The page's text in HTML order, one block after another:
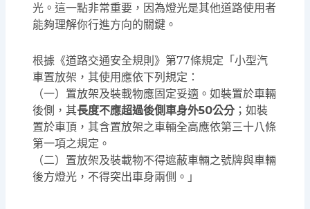
光。這一點非常重要，因為燈光是其他道路使用者
能夠理解你行進方向的關鍵。
根據《道路交通安全規則》第77條規定「小型汽
車置放架，其使用應依下列規定：
（一）置放架及裝載物應固定妥適。如裝置於車輛
後側，其長度不應超過後側車身外50公分；如裝
置於車頂，其含置放架之車輛全高應依第三十八條
第一項之規定。
（二）置放架及裝載物不得遮蔽車輛之號牌與車輛
後方燈光，不得突出車身兩側。」